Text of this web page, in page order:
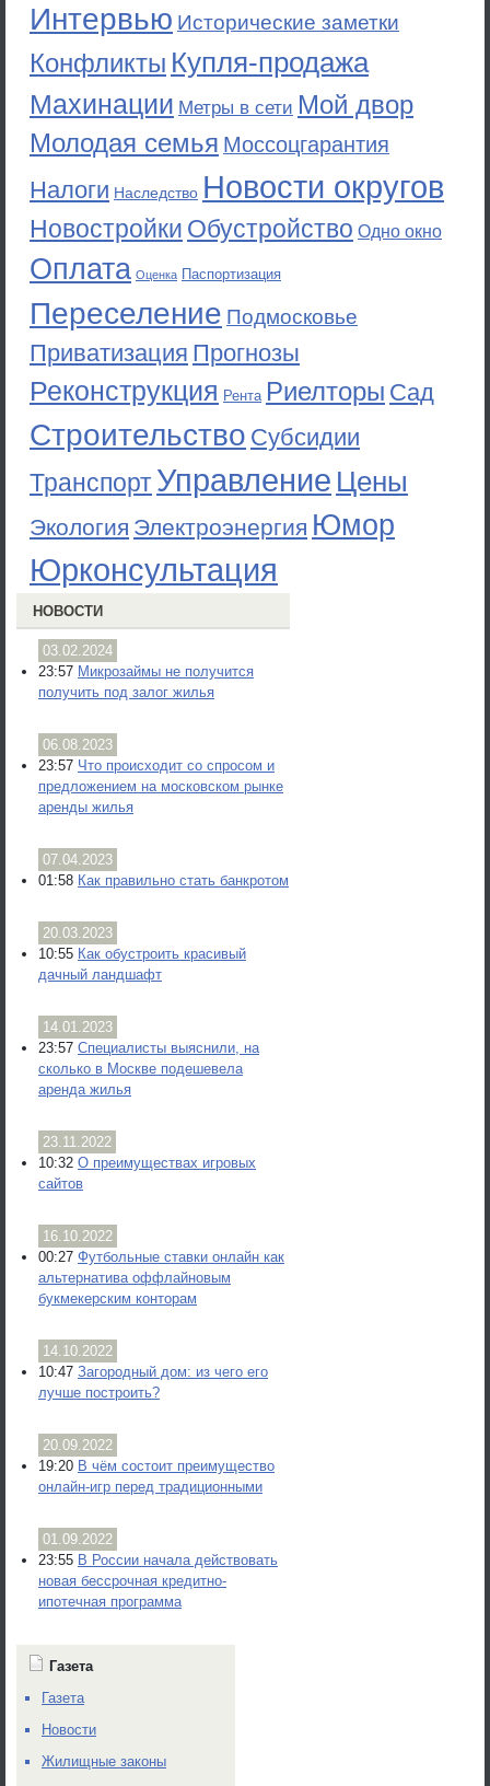
Интервью Исторические заметки
Конфликты Купля-продажа
Махинации Метры в сети Мой двор
Молодая семья Моссоцгарантия
Налоги Наследство Новости округов
Новостройки Обустройство Одно окно
Оплата Оценка Паспортизация
Переселение Подмосковье
Приватизация Прогнозы
Реконструкция Рента Риелторы Сад
Строительство Субсидии
ТранспортУправление Цены
Экология Электроэнергия Юмор
Юрконсультация
НОВОСТИ
03.02.2024
23:57 Микрозаймы не получится
получить под залог жилья
06.08.2023
23:57 Что происходит со спросом и
предложением на московском рынке
аренды жилья
07.04.2023
01:58 Как правильно стать банкротом
20.03.2023
10:55 Как обустроить красивый
дачный ландшафт
14.01.2023
23:57 Специалисты выяснили, на
сколько в Москве подешевела
аренда жилья
23.11.2022
10:32 О преимуществах игровых
сайтов
16.10.2022
00:27 Футбольные ставки онлайн как
альтернатива оффлайновым
букмекерским конторам
14.10.2022
10:47 Загородный дом: из чего его
лучше построить?
20.09.2022
19:20 В чём состоит преимущество
онлайн-игр перед традиционными
01.09.2022
23:55 В России начала действовать
новая бессрочная кредитно-
ипотечная программа
Газета
Газета
Новости
Жилищные законы